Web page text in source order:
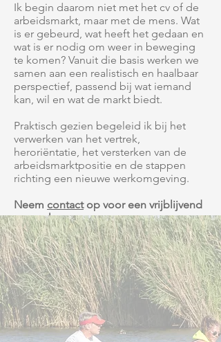
Ik begin daarom niet met het cv of de
arbeidsmarkt, maar met de mens. Wat
is er gebeurd, wat heeft het gedaan en
wat is er nodig om weer in beweging
te komen? Vanuit die basis werken we
samen aan een realistisch en haalbaar
perspectief, passend bij wat iemand
kan, wil en wat de markt biedt.
Praktisch gezien begeleid ik bij het
verwerken van het vertrek,
heroriëntatie, het versterken van de
arbeidsmarktpositie en de stappen
richting een nieuwe werkomgeving.
Neem contactop voor een vrijblijvend
gesprek.​​